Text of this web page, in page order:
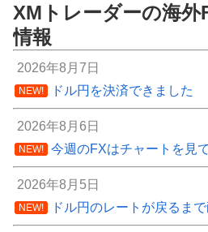
XMトレーダーの海
情報
2026年8月7日
NEW! ドル円を決済できました
2026年8月6日
NEW! 今週のFXはチャートを見
2026年8月5日
NEW! ドル円のレートが戻るま